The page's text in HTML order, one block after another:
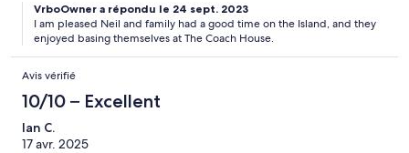
VrboOwner a répondu le 24 sept. 2023
I am pleased Neil and family had a good time on the Island, and they
enjoyed basing themselves at The Coach House.
Avis vérifié
10/10 – Excellent
Ian C.
17 avr. 2025